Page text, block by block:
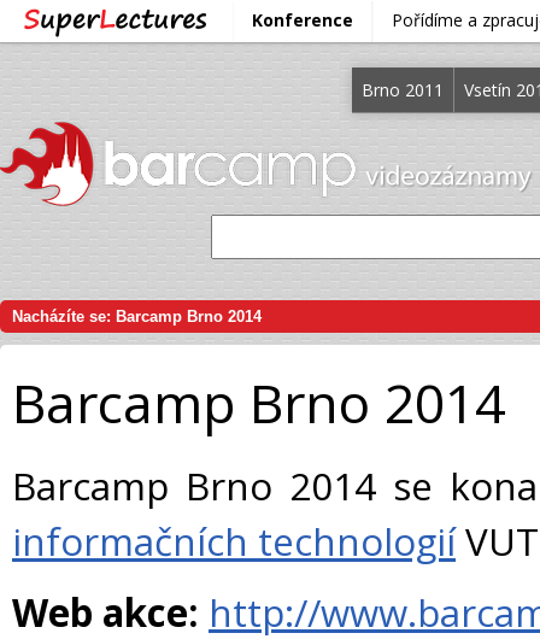
Konference Pořídíme a
Brno 2011 Vsetín
Nacházíte se: Barcamp Brno 2014
Barcamp Brno 2014
Barcamp Brno 2014 se
informačních technologií
Web akce: http://